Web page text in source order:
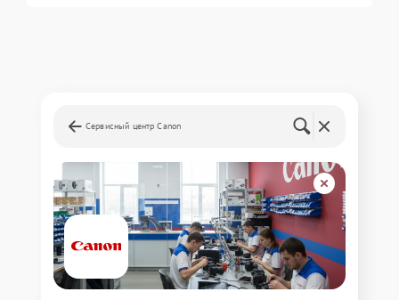
Сервисный центр Canon